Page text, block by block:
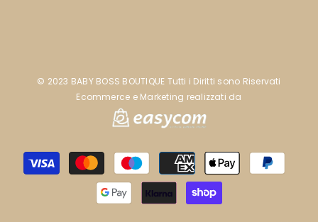
©️ 2023 BABY BOSS BOUTIQUE Tutti i Diritti sono Riservati
Ecommerce e Marketing realizzati da
Metodi
di
pagamento